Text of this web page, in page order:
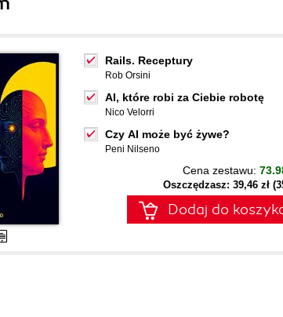
Rails. Receptury
Rob Orsini
AI, które robi za Ciebie robotę
Nico Velorri
Czy AI może być żywe?
Peni Nilseno
Cena zestawu:
Oszczędzasz: 39,46 zł
Dodaj do